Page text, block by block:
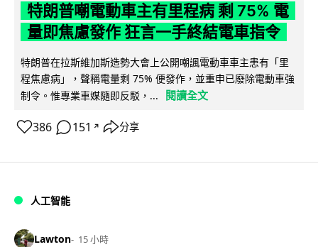
特朗普嘲電動車主有里程病 剩 75% 電
量即焦慮發作 狂言一手終結電車指令
特朗普在拉斯維加斯造勢大會上公開嘲諷電動車車主患有「里
程焦慮病」，聲稱電量剩 75% 便發作，並重申已廢除電動車強
制令。惟專業車媒隨即反駁，...
閱讀全文
386 151 ↗ 分享
人工智能
Lawton 15 小時